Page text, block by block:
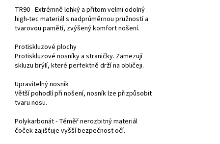
TR90 - Extrémně lehký a přitom velmi odolný
high-tec materiál s nadprůměrnou pružností a
tvarovou pamětí, zvýšený komfort nošení.
Protiskluzové plochy
Protiskluzové nosníky a straničky. Zamezují
skluzu brýlí, které perfektně drží na obličeji.
Upravitelný nosník
Větší pohodlí při nošení, nosník lze přizpůsobit
tvaru nosu.
Polykarbonát - Téměř nerozbitný materiál
čoček zajišťuje vyšší bezpečnost očí.